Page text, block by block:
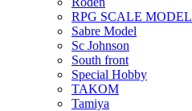
RPG SCALE MODEL
Sabre Model
Sc Johnson
South front
Special Hobby
TAKOM
Tamiya